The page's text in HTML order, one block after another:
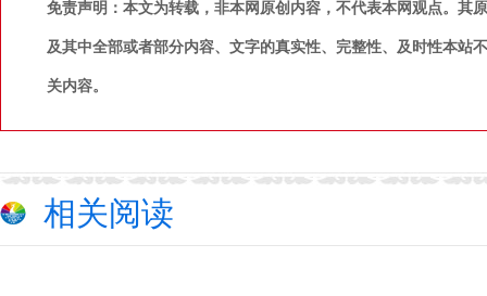
免责声明：本文为转载，非本网原创内容，不代表本网观点。其
及其中全部或者部分内容、文字的真实性、完整性、及时性本站
关内容。
相关阅读